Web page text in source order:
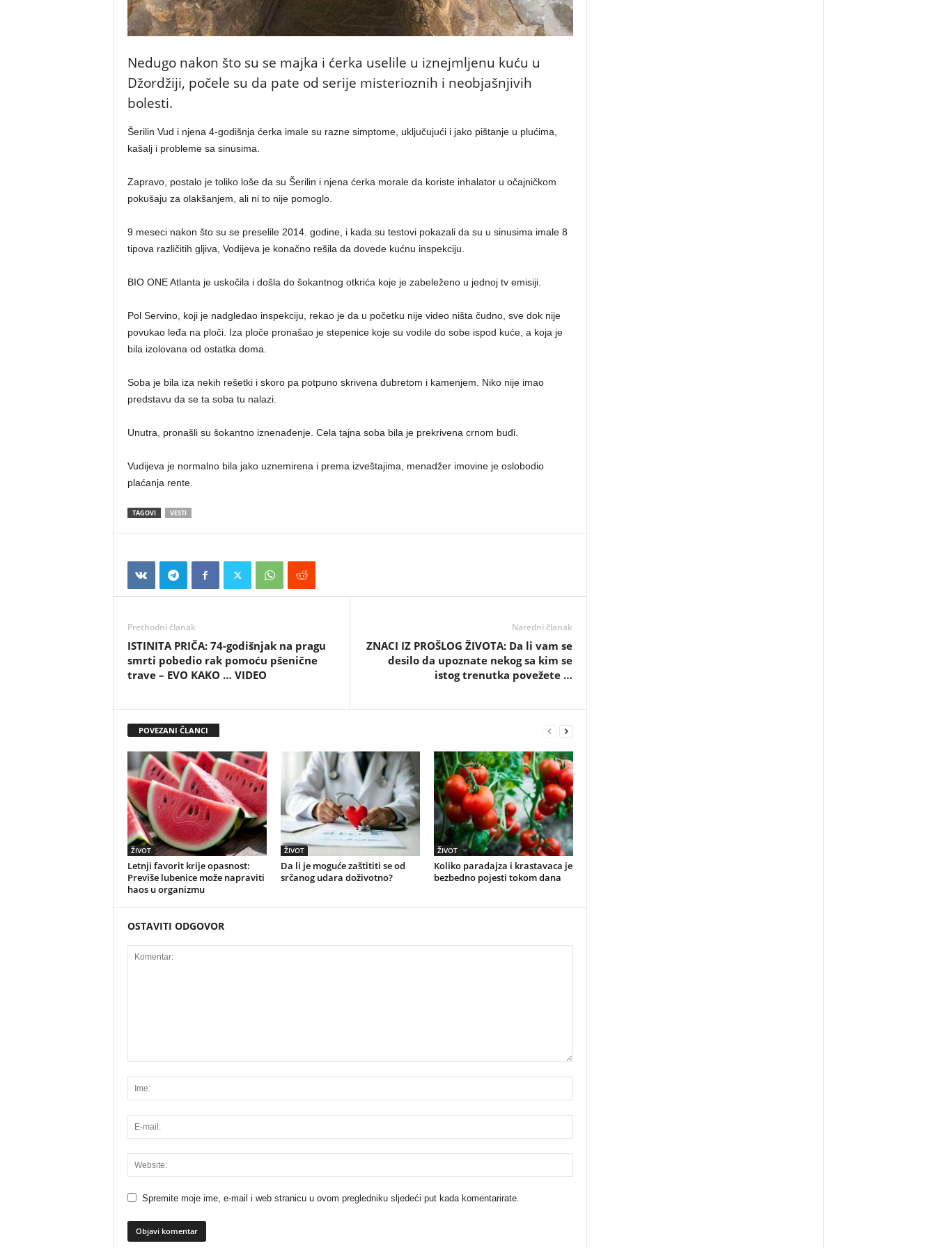
Nedugo nakon što su se majka i ćerka uselile u iznejmljenu kuću u
Džordžiji, počele su da pate od serije misterioznih i neobjašnjivih
bolesti.
Šerilin Vud i njena 4-godišnja ćerka imale su razne simptome, uključujući i jako pištanje u plućima,
kašalj i probleme sa sinusima.
Zapravo, postalo je toliko loše da su Šerilin i njena ćerka morale da koriste inhalator u očajničkom
pokušaju za olakšanjem, ali ni to nije pomoglo.
9 meseci nakon što su se preselile 2014. godine, i kada su testovi pokazali da su u sinusima imale 8
tipova različitih gljiva, Vodijeva je konačno rešila da dovede kućnu inspekciju.
BIO ONE Atlanta je uskočila i došla do šokantnog otkrića koje je zabeleženo u jednoj tv emisiji.
Pol Servino, koji je nadgledao inspekciju, rekao je da u početku nije video ništa čudno, sve dok nije
povukao leđa na ploči. Iza ploče pronašao je stepenice koje su vodile do sobe ispod kuće, a koja je
bila izolovana od ostatka doma.
Soba je bila iza nekih rešetki i skoro pa potpuno skrivena đubretom i kamenjem. Niko nije imao
predstavu da se ta soba tu nalazi.
Unutra, pronašli su šokantno iznenađenje. Cela tajna soba bila je prekrivena crnom buđi.
Vudijeva je normalno bila jako uznemirena i prema izveštajima, menadžer imovine je oslobodio
plaćanja rente.
TAGOVI VESTI
Prethodni članak
ISTINITA PRIČA: 74-godišnjak na pragu
smrti pobedio rak pomoću pšenične
trave – EVO KAKO … VIDEO
Naredni članak
ZNACI IZ PROŠLOG ŽIVOTA: Da li vam se
desilo da upoznate nekog sa kim se
istog trenutka povežete …
POVEZANI ČLANCI
ŽIVOT
Letnji favorit krije opasnost:
Previše lubenice može napraviti
haos u organizmu
ŽIVOT
Da li je moguće zaštititi se od
srčanog udara doživotno?
ŽIVOT
Koliko paradajza i krastavaca je
bezbedno pojesti tokom dana
OSTAVITI ODGOVOR
Spremite moje ime, e-mail i web stranicu u ovom pregledniku sljedeći put kada komentarirate.